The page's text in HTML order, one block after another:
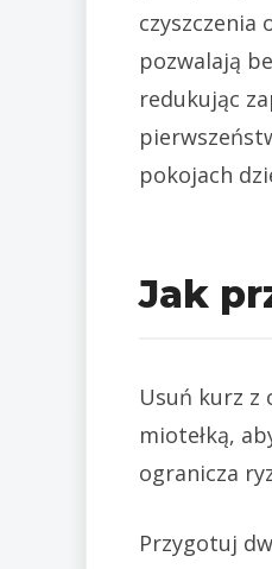
czyszczenia
pozwalają
redukując
pokojach
Jak
Usuń kurz z
miotełką,
ogranicza
Przygotuj